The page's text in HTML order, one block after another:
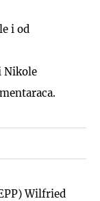
i od
Nikole
Wilfried